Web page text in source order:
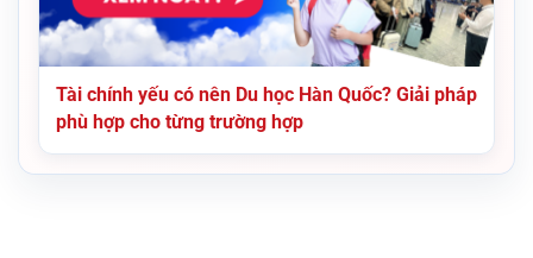
Tài chính yếu có nên Du học Hàn Quốc? Giải pháp
phù hợp cho từng trường hợp